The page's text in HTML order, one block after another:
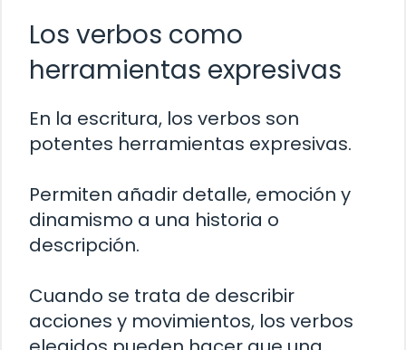
Los verbos como
herramientas expresivas
En la escritura, los verbos son
potentes herramientas expresivas.
Permiten añadir detalle, emoción y
dinamismo a una historia o
descripción.
Cuando se trata de describir
acciones y movimientos, los verbos